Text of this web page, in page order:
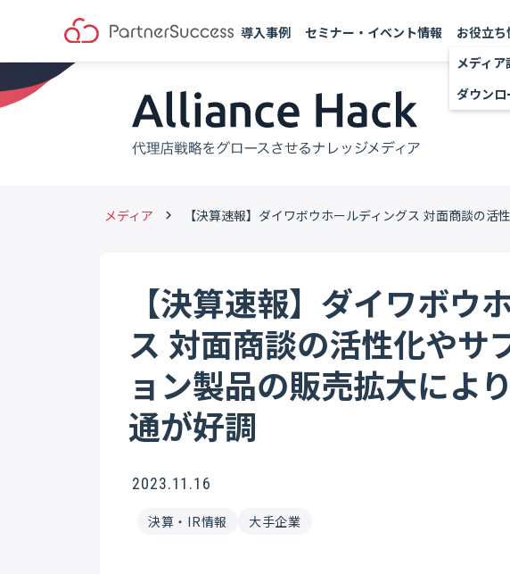
メディア keyboard_arrow_right 【決算速報】ダイワボウホールディングス 対面商談の
【決算速報】ダイワボウ
ス 対面商談の活性化やサ
ョン製品の販売拡大によ
通が好調
2023.11.16
決算・IR情報 大手企業
導入事例
セミナー・イベント情報
メディア
ダウン
お役立ち